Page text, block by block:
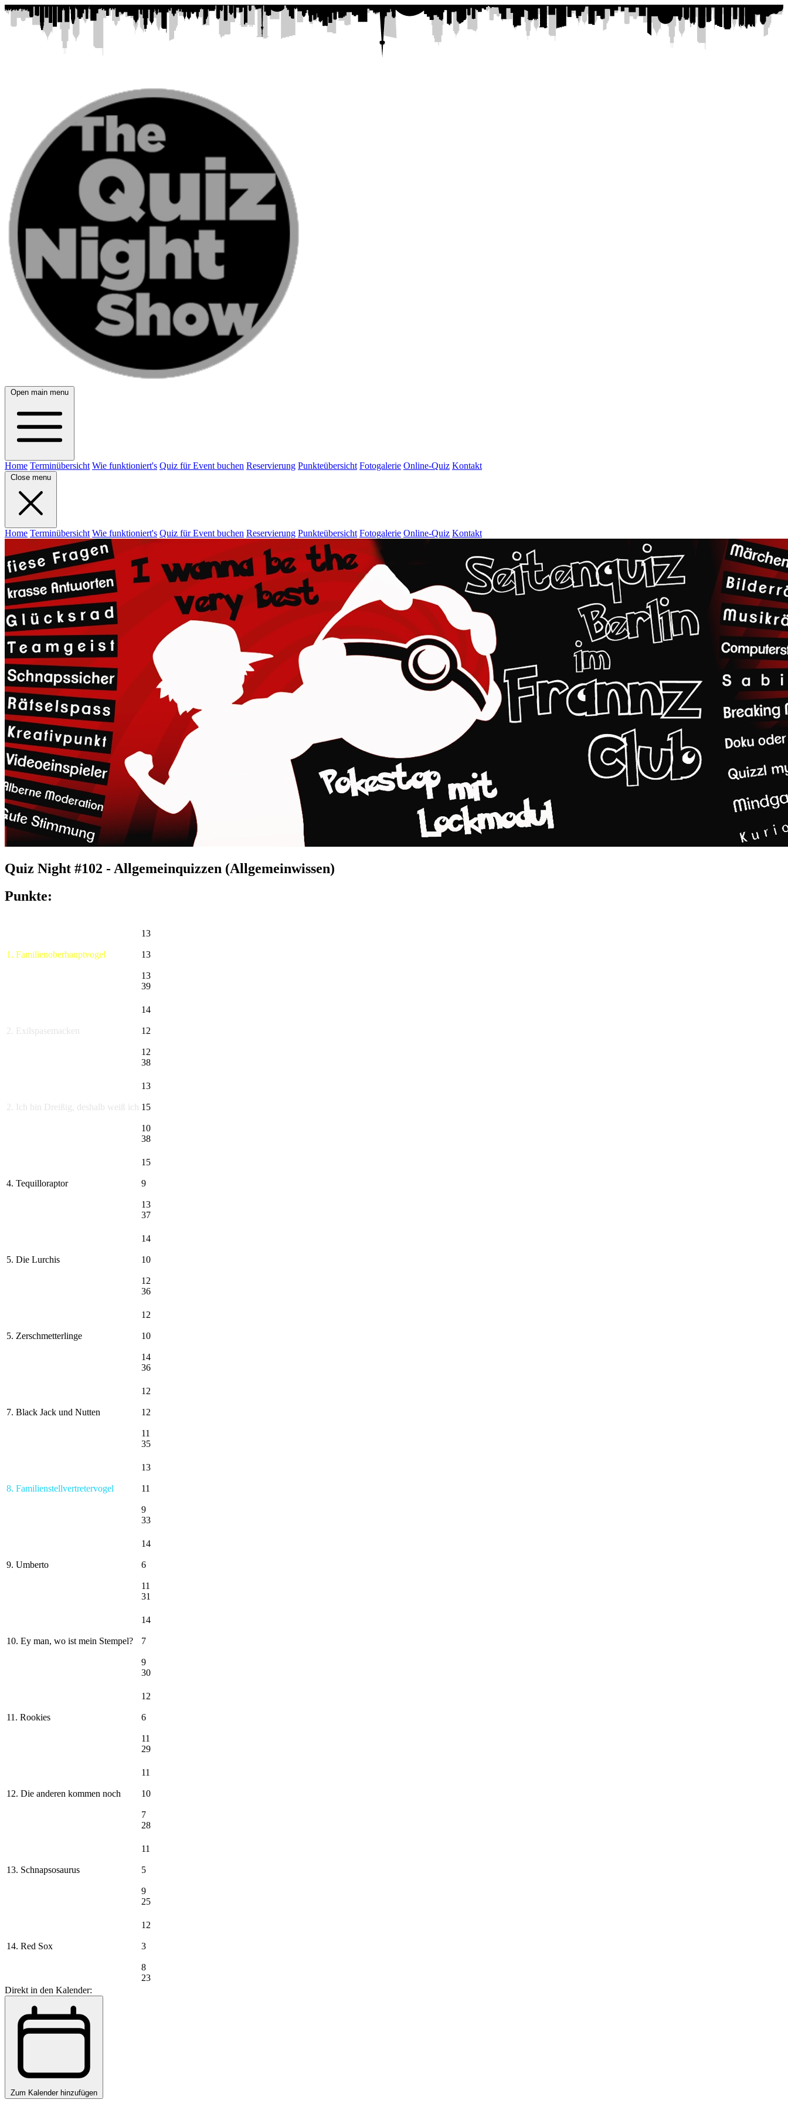
Open main menu
Home Terminübersicht Wie funktioniert's Quiz für Event buchen Reservierung Punkteübersicht Fotogalerie Online-Quiz Kontakt
Close menu
Home Terminübersicht Wie funktioniert's Quiz für Event buchen Reservierung Punkteübersicht Fotogalerie Online-Quiz Kontakt
Quiz Night #102 - Allgemeinquizzen (Allgemeinwissen)
Punkte:
1. Familienoberhauptvogel
13
13
13
39
2. Exilspasemacken
14
12
12
38
2. Ich bin Dreißig, deshalb weiß ich
13
15
10
38
4. Tequilloraptor
15
9
13
37
5. Die Lurchis
14
10
12
36
5. Zerschmetterlinge
12
10
14
36
7. Black Jack und Nutten
12
12
11
35
8. Familienstellvertretervogel
13
11
9
33
9. Umberto
14
6
11
31
10. Ey man, wo ist mein Stempel?
14
7
9
30
11. Rookies
12
6
11
29
12. Die anderen kommen noch
11
10
7
28
13. Schnapsosaurus
11
5
9
25
14. Red Sox
12
3
8
23
Direkt in den Kalender:
Zum Kalender hinzufügen